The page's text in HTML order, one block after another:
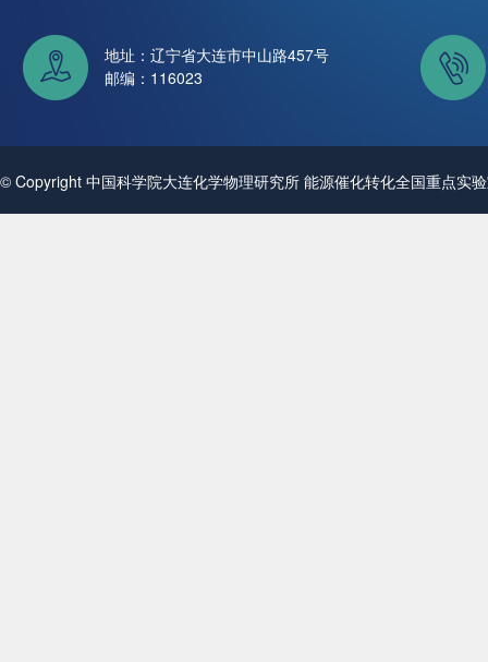
地址：辽宁省大连市中山路457号
邮编：116023
© Copyright 中国科学院大连化学物理研究所 能源催化转化全国重点实